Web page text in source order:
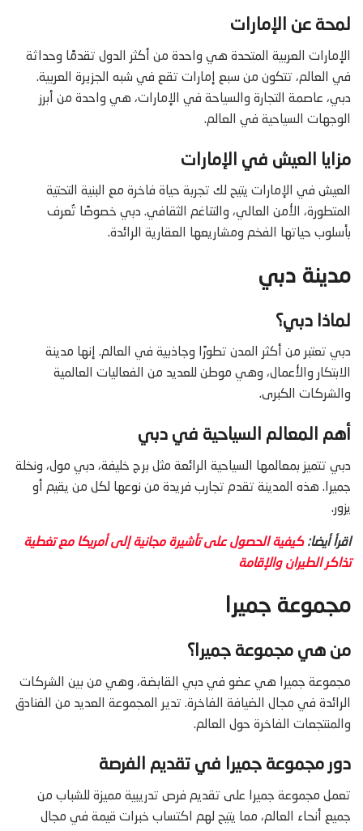
لمحة عن الإمارات
الإمارات العربية المتحدة هي واحدة من أكثر الدول تقدمًا وحداثة
في العالم، تتكون من سبع إمارات تقع في شبه الجزيرة العربية.
دبي، عاصمة التجارة والسياحة في الإمارات، هي واحدة من أبرز
الوجهات السياحية في العالم.
مزايا العيش في الإمارات
العيش في الإمارات يتيح لك تجربة حياة فاخرة مع البنية التحتية
المتطورة، الأمن العالي، والتناغم الثقافي. دبي خصوصًا تُعرف
بأسلوب حياتها الفخم ومشاريعها العقارية الرائدة.
مدينة دبي
لماذا دبي؟
دبي تعتبر من أكثر المدن تطورًا وجاذبية في العالم. إنها مدينة
الابتكار والأعمال، وهي موطن للعديد من الفعاليات العالمية
والشركات الكبرى.
أهم المعالم السياحية في دبي
دبي تتميز بمعالمها السياحية الرائعة مثل برج خليفة، دبي مول، ونخلة
جميرا. هذه المدينة تقدم تجارب فريدة من نوعها لكل من يقيم أو
يزور.
اقرأ أيضا: كيفية الحصول على تأشيرة مجانية إلى أمريكا مع تغطية
تذاكر الطيران والإقامة
مجموعة جميرا
من هي مجموعة جميرا؟
مجموعة جميرا هي عضو في دبي القابضة، وهي من بين الشركات
الرائدة في مجال الضيافة الفاخرة. تدير المجموعة العديد من الفنادق
والمنتجعات الفاخرة حول العالم.
دور مجموعة جميرا في تقديم الفرصة
تعمل مجموعة جميرا على تقديم فرص تدريبية مميزة للشباب من
جميع أنحاء العالم، مما يتيح لهم اكتساب خبرات قيمة في مجال